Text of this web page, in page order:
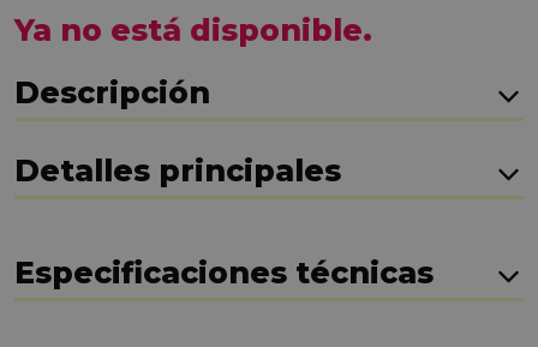
Ya no está disponible.
Descripción
Detalles principales
Especificaciones técnicas